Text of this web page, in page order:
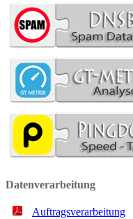
Datenverarbeitung
Auftragsverarbeitung